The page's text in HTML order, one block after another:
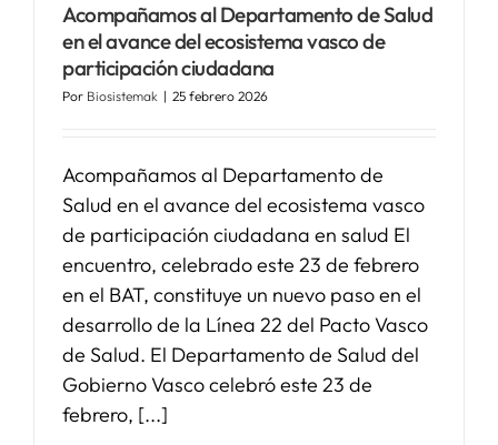
Acompañamos al Departamento de Salud
en el avance del ecosistema vasco de
participación ciudadana
Por Biosistemak | 25 febrero 2026
Acompañamos al Departamento de
Salud en el avance del ecosistema vasco
de participación ciudadana en salud El
encuentro, celebrado este 23 de febrero
en el BAT, constituye un nuevo paso en el
desarrollo de la Línea 22 del Pacto Vasco
de Salud. El Departamento de Salud del
Gobierno Vasco celebró este 23 de
febrero, [...]